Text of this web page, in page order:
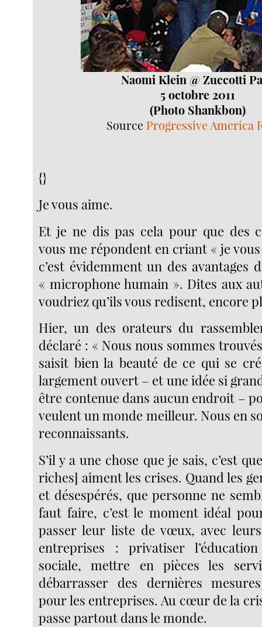
Naomi Klein @ Zuccotti
5 octobre 2011
(Photo Shankbon)
Source Progressive America
{}
Je vous aime.
Et je ne dis pas cela pour que des
vous me répondent en criant « je
c’est évidemment un des avantages
« microphone humain ». Dites aux
voudriez qu’ils vous redisent, encore
Hier, un des orateurs du
déclaré : « Nous nous sommes
saisit bien la beauté de ce qui se
largement ouvert – et une idée si
être contenue dans aucun endroit –
veulent un monde meilleur. Nous en
reconnaissants.
S’il y a une chose que je sais, c’est
riches] aiment les crises. Quand les
et désespérés, que personne ne
faut faire, c’est le moment idéal
passer leur liste de vœux, avec
entreprises : privatiser
sociale, mettre en pièces les
débarrasser des dernières
pour les entreprises. Au cœur de la
passe partout dans le monde.